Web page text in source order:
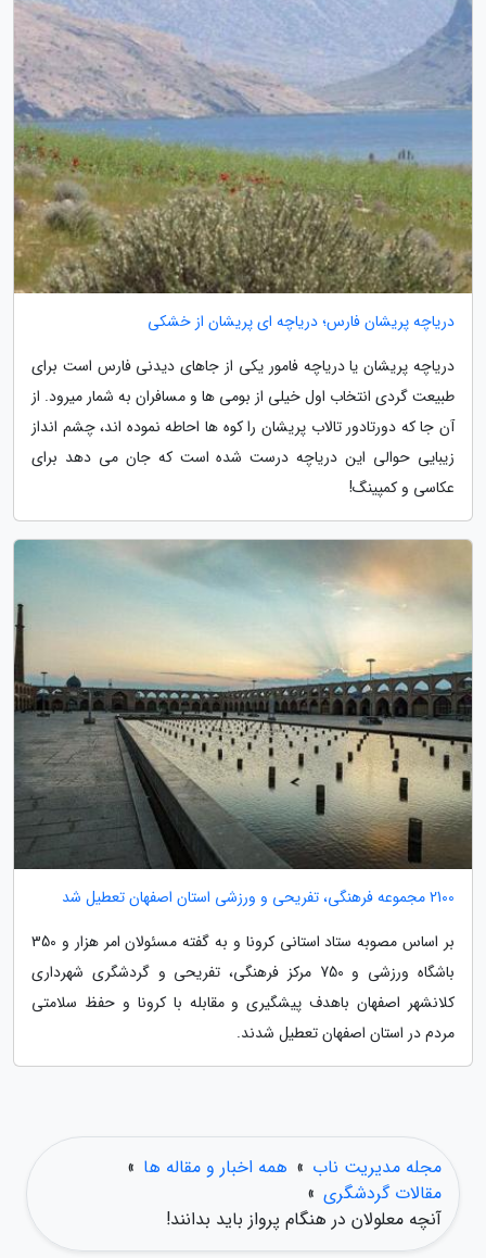
دریاچه پریشان فارس؛ دریاچه ای پریشان از خشکی
دریاچه پریشان یا دریاچه فامور یکی از جاهای دیدنی فارس است برای
طبیعت گردی انتخاب اول خیلی از بومی ها و مسافران به شمار میرود. از
آن جا که دورتادور تالاب پریشان را کوه ها احاطه نموده اند، چشم انداز
زیبایی حوالی این دریاچه درست شده است که جان می دهد برای
عکاسی و کمپینگ!
2100 مجموعه فرهنگی، تفریحی و ورزشی استان اصفهان تعطیل شد
بر اساس مصوبه ستاد استانی کرونا و به گفته مسئولان امر هزار و 350
باشگاه ورزشی و 750 مرکز فرهنگی، تفریحی و گردشگری شهرداری
کلانشهر اصفهان باهدف پیشگیری و مقابله با کرونا و حفظ سلامتی
مردم در استان اصفهان تعطیل شدند.
مجله مدیریت ناب » همه اخبار و مقاله ها »
مقالات گردشگری »
آنچه معلولان در هنگام پرواز باید بدانند!